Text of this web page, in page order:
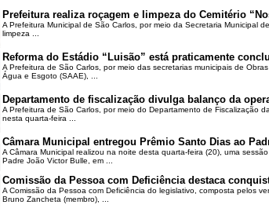
Prefeitura realiza roçagem e limpeza do Cemitério
A Prefeitura Municipal de São Carlos, por meio da Secretaria Municipal
limpeza ...
Reforma do Estádio “Luisão” está praticamente
A Prefeitura de São Carlos, por meio das secretarias municipais de
Água e Esgoto (SAAE), ...
Departamento de fiscalização divulga balanço da
A Prefeitura de São Carlos, por meio do Departamento de Fiscalização
nesta quarta-feira ...
Câmara Municipal entregou Prêmio Santo Dias ao
A Câmara Municipal realizou na noite desta quarta-feira (20), uma
Padre João Victor Bulle, em ...
Comissão da Pessoa com Deficiência destaca
A Comissão da Pessoa com Deficiência do legislativo, composta pelos
Bruno Zancheta (membro), ...